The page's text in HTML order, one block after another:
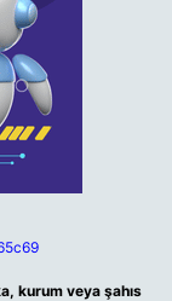
kurum veya şahıs